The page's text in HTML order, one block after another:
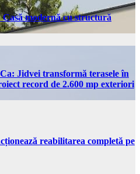
modernă cu structură
Jidvei transformă terasele în
record de 2.600 mp exteriori
reabilitarea completă pe